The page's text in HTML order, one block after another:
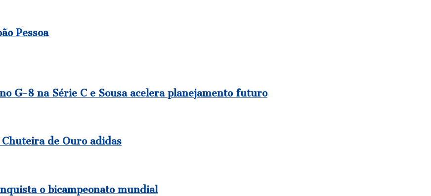
Pessoa
G-8 na Série C e Sousa acelera planejamento futuro
de Ouro adidas
o bicampeonato mundial